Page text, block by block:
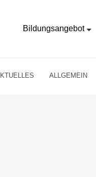
Bildungsangebot
ALLGEMEIN